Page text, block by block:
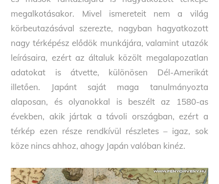
megalkotásakor. Mivel ismereteit nem a világ
körbeutazásával szerezte, nagyban hagyatkozott
nagy térképész elődök munkájára, valamint utazók
leírásaira, ezért az általuk közölt megalapozatlan
adatokat is átvette, különösen Dél-Amerikát
illetően. Japánt saját maga tanulmányozta
alaposan, és olyanokkal is beszélt az 1580-as
években, akik jártak a távoli országban, ezért a
térkép ezen része rendkívül részletes – igaz, sok
köze nincs ahhoz, ahogy Japán valóban kinéz.